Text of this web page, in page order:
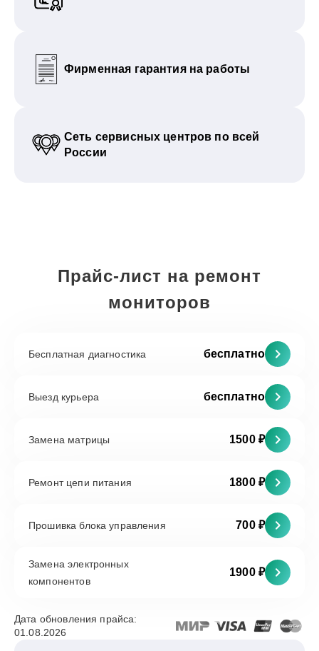
Фирменная гарантия на работы
Сеть сервисных центров по всей
России
Прайс-лист на ремонт
мониторов
Бесплатная диагностика бесплатно
Выезд курьера бесплатно
Замена матрицы 1500 ₽
Ремонт цепи питания 1800 ₽
Прошивка блока управления 700 ₽
Замена электронных
компонентов
1900 ₽
Дата обновления прайса:
01.08.2026